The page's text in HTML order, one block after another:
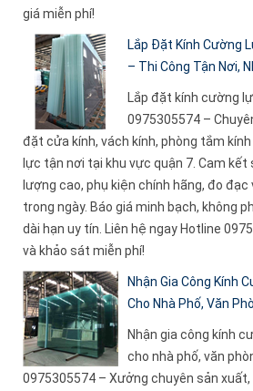
giá miễn phí!
Lắp Đặt Kính Cường
– Thi Công Tận Nơi,
Lắp đặt kính cường
0975305574 –
đặt cửa kính, vách kính, phòng tắm
lực tận nơi tại khu vực quận 7. Cam
lượng cao, phụ kiện chính hãng, đo
trong ngày. Báo giá minh bạch, không
dài hạn uy tín. Liên hệ ngay Hotline
và khảo sát miễn phí!
Nhận Gia Công Kính
Cho Nhà Phố, Văn
Nhận gia công kính
cho nhà phố, văn
0975305574 – Xưởng chuyên sản